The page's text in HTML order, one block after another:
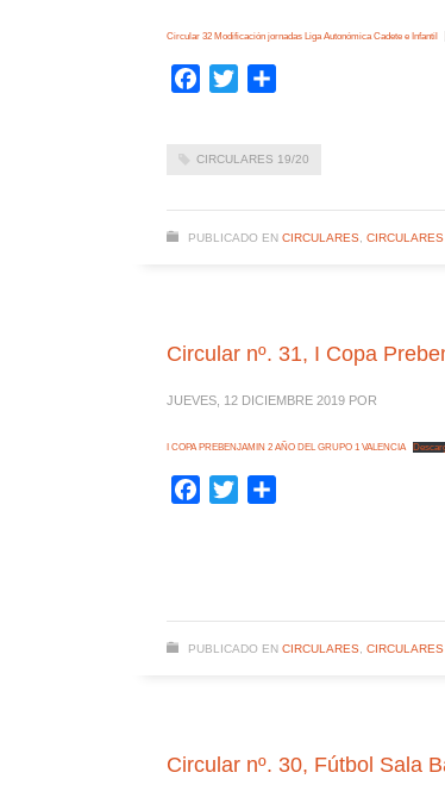
Circular 32 Modificación jornadas Liga Autonómica Cadete e Infantil
Facebook
Twitter
CIRCULARES 19/20
PUBLICADO EN CIRCULARES,
Circular nº. 31, I Copa
JUEVES, 12 DICIEMBRE 2019 POR
I COPA PREBENJAMIN 2 AÑO DEL GRUPO 1 VALENCIA
Facebook
Twitter
PUBLICADO EN CIRCULARES,
Circular nº. 30, Fútbol Sala